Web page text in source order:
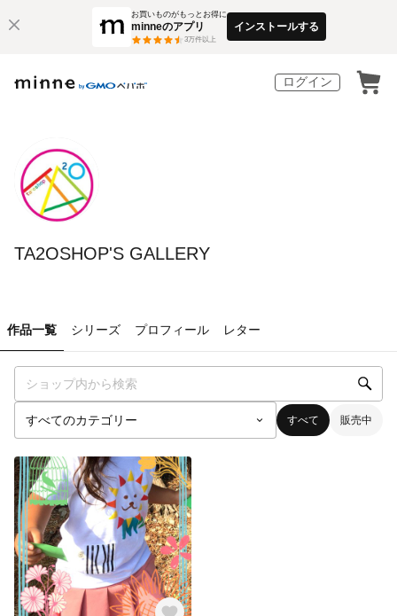
お買いものがもっとお得に
minneのアプリ
3万件以上
インストールする
ログイン
TA2OSHOP'S GALLERY
作品一覧 シリーズ プロフィール レター
すべて 販売中